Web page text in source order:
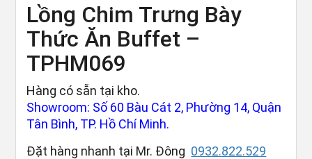
Lồng Chim Trưng Bày
Thức Ăn Buffet –
TPHM069
Hàng có sẵn tại kho.
Showroom: Số 60 Bàu Cát 2, Phường 14, Quận
Tân Bình, TP. Hồ Chí Minh.
Đặt hàng nhanh tại Mr. Đông 0932.822.529